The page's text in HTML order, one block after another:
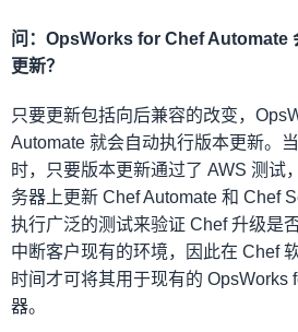
问：OpsWorks for Chef Automate
更新？
只要更新包括向后兼容的改变，
Automate 就会自动执行版本更新。
时，只要版本更新通过了 AWS 测试
务器上更新 Chef Automate 和 Chef
执行广泛的测试来验证 Chef 升级是
中断客户现有的环境，因此在 Chef
时间才可将其用于现有的 OpsWorks
器。